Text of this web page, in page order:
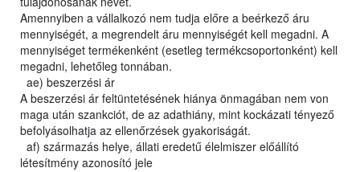
Amennyiben a vállalkozó nem tudja előre a beérkező áru
mennyiségét, a megrendelt áru mennyiségét kell megadni. A
mennyiséget termékenként (esetleg termékcsoportonként) kell
megadni, lehetőleg tonnában.
ae) beszerzési ár
A beszerzési ár feltüntetésének hiánya önmagában nem von
maga után szankciót, de az adathiány, mint kockázati tényező
befolyásolhatja az ellenőrzések gyakoriságát.
af) származás helye, állati eredetű élelmiszer előállító
létesítmény azonosító jele